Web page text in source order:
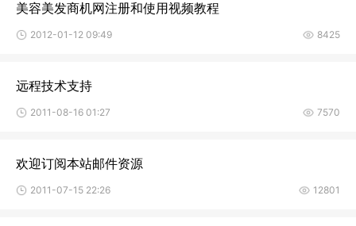
美容美发商机网注册和使用视频教程
2012-01-12 09:49 8425
远程技术支持
2011-08-16 01:27 7570
欢迎订阅本站邮件资源
2011-07-15 22:26 12801